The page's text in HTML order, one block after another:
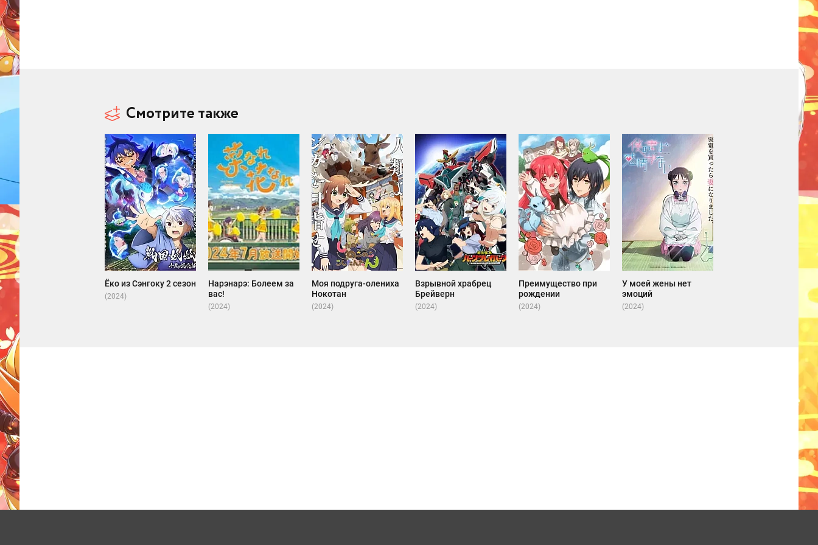
Смотрите также
Ёко из Сэнгоку 2 сезон
(2024)
Нарэнарэ: Болеем за
вас!
(2024)
Моя подруга-олениха
Нокотан
(2024)
Взрывной храбрец
Брейверн
(2024)
Преимущество при
рождении
(2024)
У моей жены нет
эмоций
(2024)